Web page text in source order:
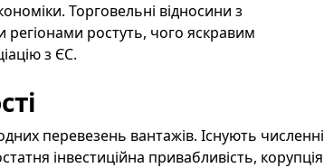
Торговельні відносини з
ростуть, чого яскравим
з ЄС.
перевезень вантажів. Існують численні
інвестиційна привабливість, корупція